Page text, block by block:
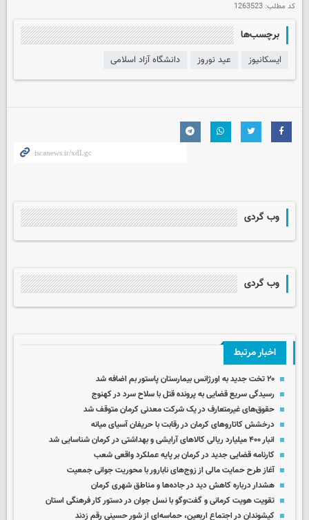
کد مطلب: 1263523
برچسب‌ها
ایسکانیوز عید نوروز دانشگاه آزاد اسلامی
وب گردی
وب گردی
اخبار مرتبط
۲۰ تخت جدید به اورژانس بیمارستان پاستور بم اضافه شد
رسیدگی سریع قضایی به پرونده قتل با سلاح سرد در کهنوج
حقوق‌های غیرمتعارف در یک شرکت معدنی کرمان متوقف شد
درخشش کاتاروهای کرمان در رقابت با حریفان آسیای میانه
انبار ۴۰۰ میلیارد ریالی کالاهای آرایشی و بهداشتی در کرمان شناسایی شد
کارنامه قضایی جدید در کرمان بر پایه عملکرد واقعی شعب
آغاز طرح حمایت مالی از زوج‌های نابارور با محوریت جوانی جمعیت
هشدار درباره کاهش دید در جاده‌ها و مناطق شهری کرمان
تقویت هویت کرمانی و گفت‌وگو با نسل جوان در دستور کار فرهنگی استان
کیشوندان در اجتماع اربعین، حماسه‌ای از شور حسینی رقم زدند